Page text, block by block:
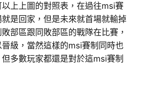
上上圖的對照表，在過往msi賽
是回家，但是未來就首場就輸掉
部區跟同敗部區的戰隊在比賽，
級，當然這樣的msi賽制同時也
多數玩家都還是對於這msi賽制